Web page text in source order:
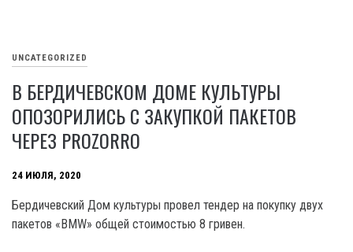
UNCATEGORIZED
В БЕРДИЧЕВСКОМ ДОМЕ КУЛЬТУРЫ
ОПОЗОРИЛИСЬ С ЗАКУПКОЙ ПАКЕТОВ
ЧЕРЕЗ PROZORRO
24 ИЮЛЯ, 2020
Бердичевский Дом культуры провел тендер на покупку двух
пакетов «BMW» общей стоимостью 8 гривен.